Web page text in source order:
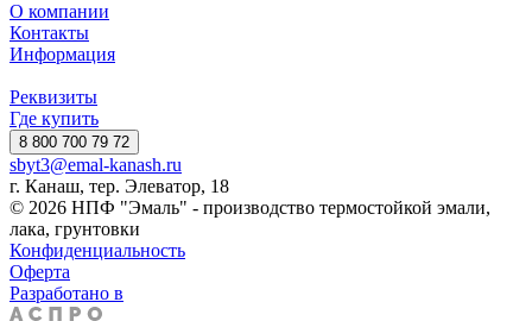
О компании
Контакты
Информация
Реквизиты
Где купить
8 800 700 79 72
sbyt3@emal-kanash.ru
г. Канаш, тер. Элеватор, 18
© 2026 НПФ "Эмаль" - производство термостойкой эмали,
лака, грунтовки
Конфиденциальность
Оферта
Разработано в